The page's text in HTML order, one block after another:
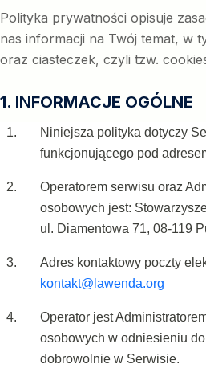
Polityka prywatności opisuje
nas informacji na Twój temat, w
oraz ciasteczek, czyli tzw.
1. INFORMACJE OGÓLNE
Niniejsza polityka dotyczy
funkcjonującego pod
Operatorem serwisu oraz
osobowych jest:
ul. Diamentowa 71, 08-119
Adres kontaktowy poczty
kontakt@lawenda.org
Operator jest
osobowych w odniesieniu
dobrowolnie w Serwisie.